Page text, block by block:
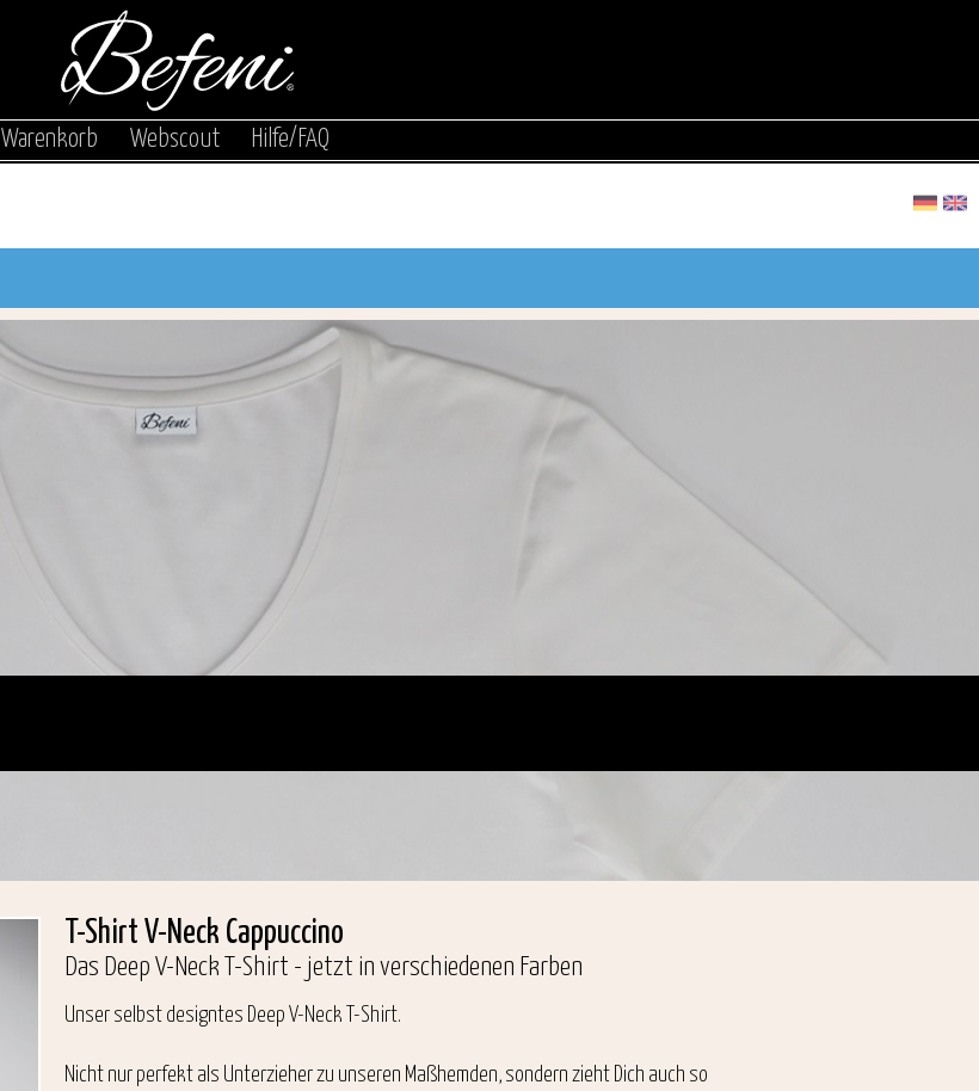
Warenkorb Webscout Hilfe/FAQ
T-Shirt V-Neck Cappuccino
Das Deep V-Neck T-Shirt - jetzt in verschiedenen Farben
Unser selbst designtes Deep V-Neck T-Shirt.
Nicht nur perfekt als Unterzieher zu unseren Maßhemden, sondern zieht Dich auch so